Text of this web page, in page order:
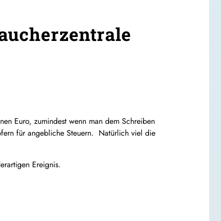
Euro, zumindest wenn man dem Schreiben
für angebliche Steuern. Natürlich viel die
Ereignis.